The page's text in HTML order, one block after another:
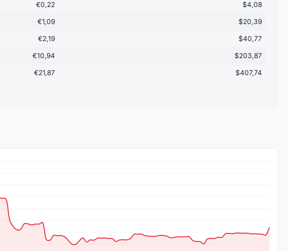
€0,22 $4,08
€1,09 $20,39
€2,19 $40,77
€10,94 $203,87
€21,87 $407,74